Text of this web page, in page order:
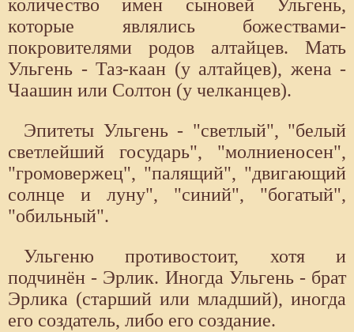
количество имен сыновей Ульгень,
которые являлись божествами-
покровителями родов алтайцев. Мать
Ульгень - Таз-каан (у алтайцев), жена -
Чаашин или Солтон (у челканцев).
Эпитеты Ульгень - "светлый", "белый
светлейший государь", "молниеносен",
"громовержец", "палящий", "двигающий
солнце и луну", "синий", "богатый",
"обильный".
Ульгеню противостоит, хотя и
подчинён - Эрлик. Иногда Ульгень - брат
Эрлика (старший или младший), иногда
его создатель, либо его создание.